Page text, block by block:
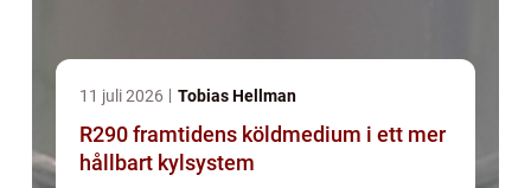
11 juli 2026 Tobias Hellman
R290 framtidens köldmedium i ett mer
hållbart kylsystem